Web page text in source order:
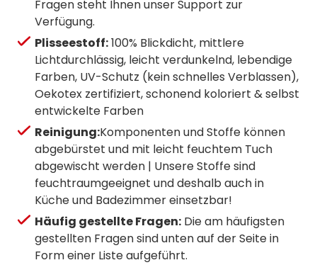
Fragen steht Ihnen unser Support zur
Verfügung.
Plisseestoff:100% Blickdicht, mittlere
Lichtdurchlässig, leicht verdunkelnd, lebendige
Farben, UV-Schutz (kein schnelles Verblassen),
Oekotex zertifiziert, schonend koloriert & selbst
entwickelte Farben
Reinigung:Komponenten und Stoffe können
abgebürstet und mit leicht feuchtem Tuch
abgewischt werden | Unsere Stoffe sind
feuchtraumgeeignet und deshalb auch in
Küche und Badezimmer einsetzbar!
Häufig gestellte Fragen: Die am häufigsten
gestellten Fragen sind unten auf der Seite in
Form einer Liste aufgeführt.